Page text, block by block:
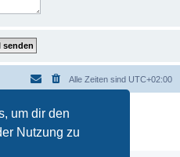
um dir den
Nutzung zu
Alle Zeiten sind UTC+02:00
Software © phpBB Limited
durch